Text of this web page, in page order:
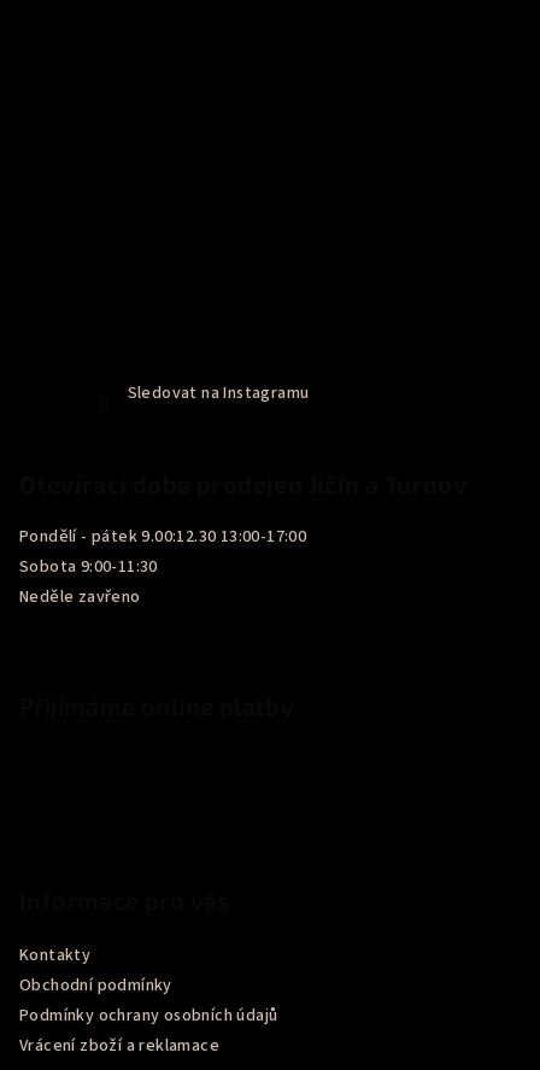
Sledovat na Instagramu
Pondělí - pátek 9.00:12.30 13:00-17:00
Sobota 9:00-11:30
Neděle zavřeno
Kontakty
Obchodní podmínky
Podmínky ochrany osobních údajů
Vrácení zboží a reklamace